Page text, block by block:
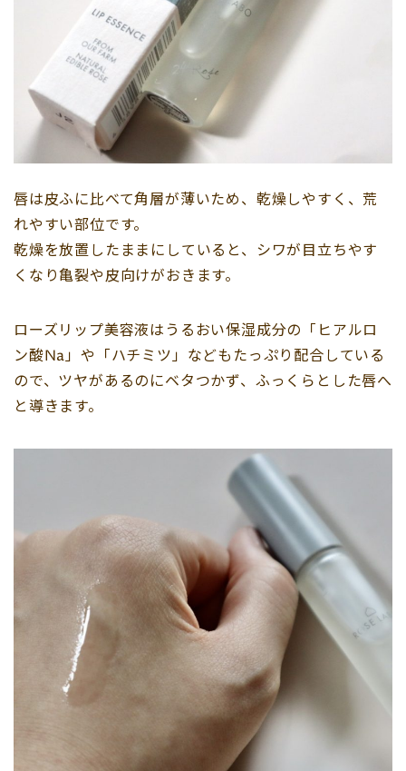
唇は皮ふに比べて角層が薄いため、乾燥しやすく、荒
れやすい部位です。
乾燥を放置したままにしていると、シワが目立ちやす
くなり亀裂や皮向けがおきます。
ローズリップ美容液はうるおい保湿成分の「ヒアルロ
ン酸Na」や「ハチミツ」などもたっぷり配合している
ので、ツヤがあるのにベタつかず、ふっくらとした唇へ
と導きます。